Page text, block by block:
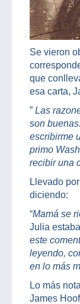
Se vieron
que
esa carta,
” Las
son
escribirme
primo
recibir una
Llevado
diciendo:
“Mamá se
Julia
este
leyendo,
en lo más
Lo más
James